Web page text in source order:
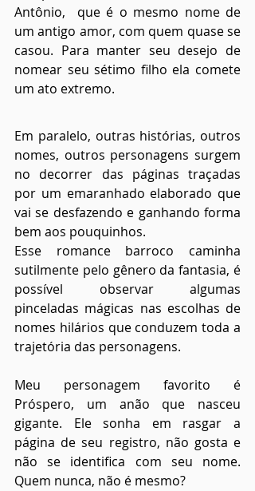
Antônio,  que é o mesmo nome de
um antigo amor, com quem quase se
casou. Para manter seu desejo de
nomear seu sétimo filho ela comete
um ato extremo.
Em paralelo, outras histórias, outros
nomes, outros personagens surgem
no decorrer das páginas traçadas
por um emaranhado elaborado que
vai se desfazendo e ganhando forma
bem aos pouquinhos.
Esse romance barroco caminha
sutilmente pelo gênero da fantasia, é
possível observar algumas
pinceladas mágicas nas escolhas de
nomes hilários que conduzem toda a
trajetória das personagens.
Meu personagem favorito é
Próspero, um anão que nasceu
gigante. Ele sonha em rasgar a
página de seu registro, não gosta e
não se identifica com seu nome.
Quem nunca, não é mesmo?